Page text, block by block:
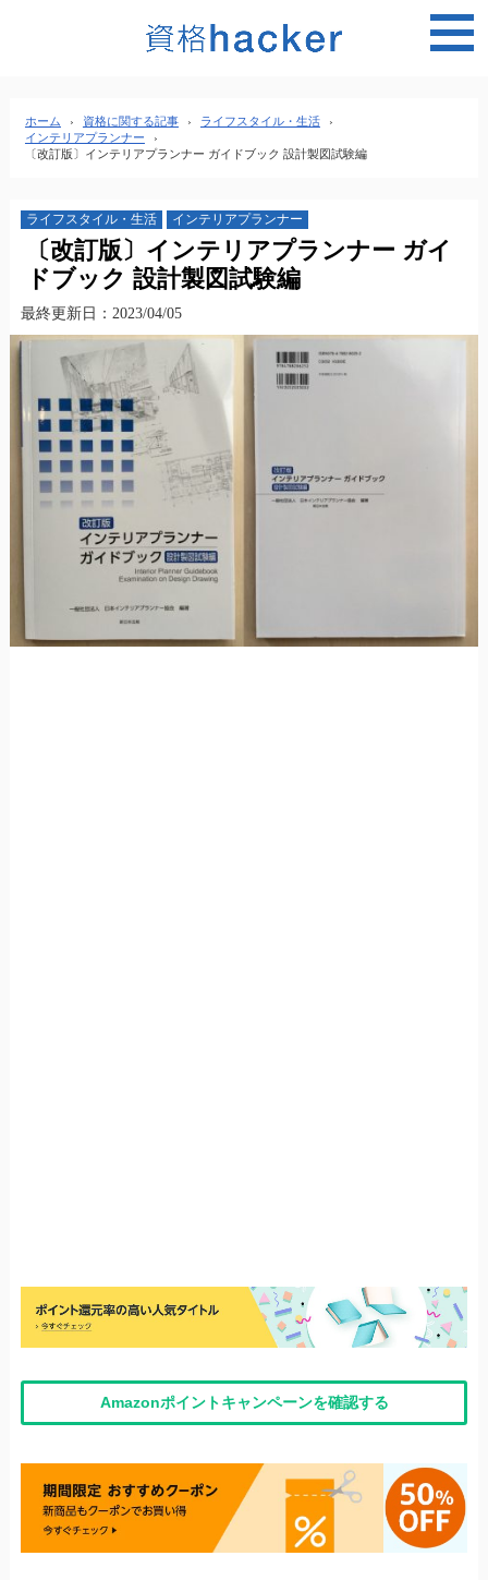
ホーム › 資格に関する記事 › ライフスタイル・生活
›
インテリアプランナー
›
〔改訂版〕インテリアプランナー ガイドブック 設計製図試験編
ライフスタイル・生活 インテリアプランナー
〔改訂版〕インテリアプランナー ガイ
ドブック 設計製図試験編
最終更新日：2023/04/05
Amazonポイントキャンペーンを確認する